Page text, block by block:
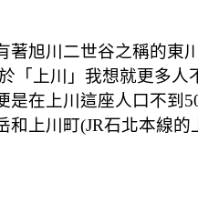
著旭川二世谷之稱的
「上川」我想就更多
在上川這座人口不到
上川町(JR石北本線